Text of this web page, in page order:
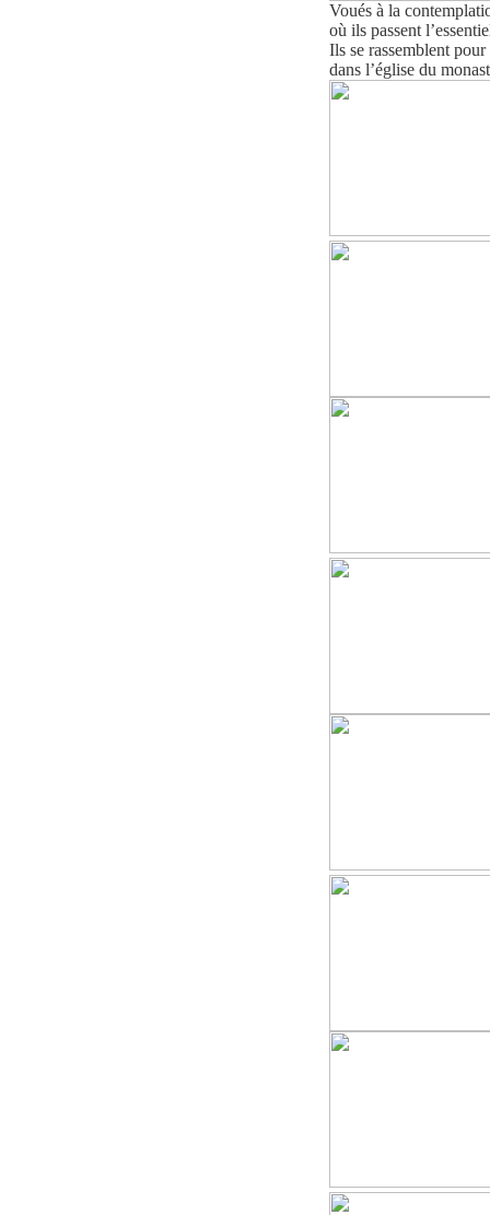
Voués à la
où ils passent
Ils se rassemblent
dans l’église du